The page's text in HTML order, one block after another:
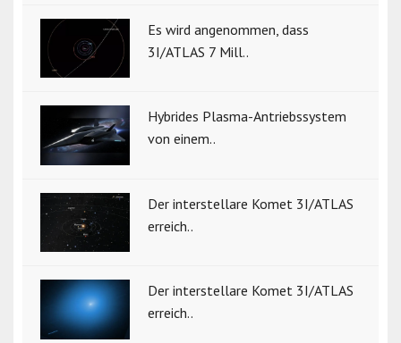
Es wird angenommen, dass
3I/ATLAS 7 Mill..
Hybrides Plasma-Antriebssystem
von einem..
Der interstellare Komet 3I/ATLAS
erreich..
Der interstellare Komet 3I/ATLAS
erreich..